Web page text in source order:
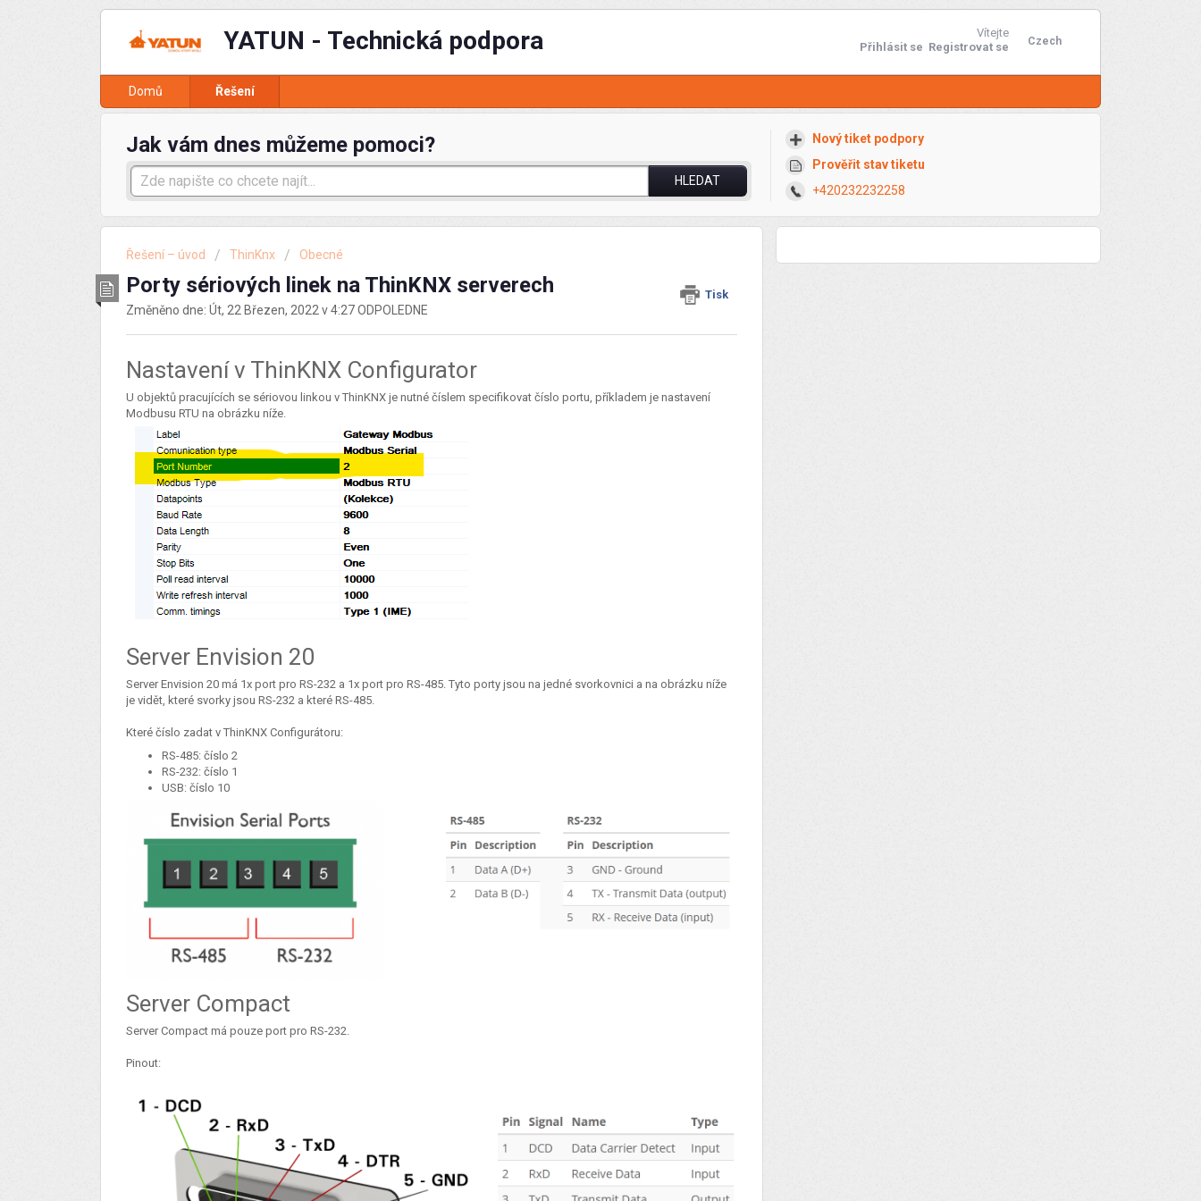
YATUN - Technická podpora Czech
Vítejte
Přihlásit se Registrovat se
Domů Řešení
Jak vám dnes můžeme pomoci?
HLEDAT
Nový tiket podpory
Prověřit stav tiketu
+420232232258
Řešení – úvod ThinKnx Obecné
Porty sériových linek na ThinKNX serverech Tisk
Změněno dne: Út, 22 Březen, 2022 v 4:27 ODPOLEDNE
Nastavení v ThinKNX Configurator
U objektů pracujících se sériovou linkou v ThinKNX je nutné číslem specifikovat číslo portu, příkladem je nastavení
Modbusu RTU na obrázku níže.
Server Envision 20
Server Envision 20 má 1x port pro RS-232 a 1x port pro RS-485. Tyto porty jsou na jedné svorkovnici a na obrázku níže
je vidět, které svorky jsou RS-232 a které RS-485.
Které číslo zadat v ThinKNX Configurátoru:
RS-485: číslo 2
RS-232: číslo 1
USB: číslo 10
Server Compact
Server Compact má pouze port pro RS-232.
Pinout: